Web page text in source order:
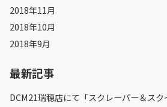
2018年11月
2018年10月
2018年9月
最新記事
DCM21瑞穂店にて「スクレーパー＆ス